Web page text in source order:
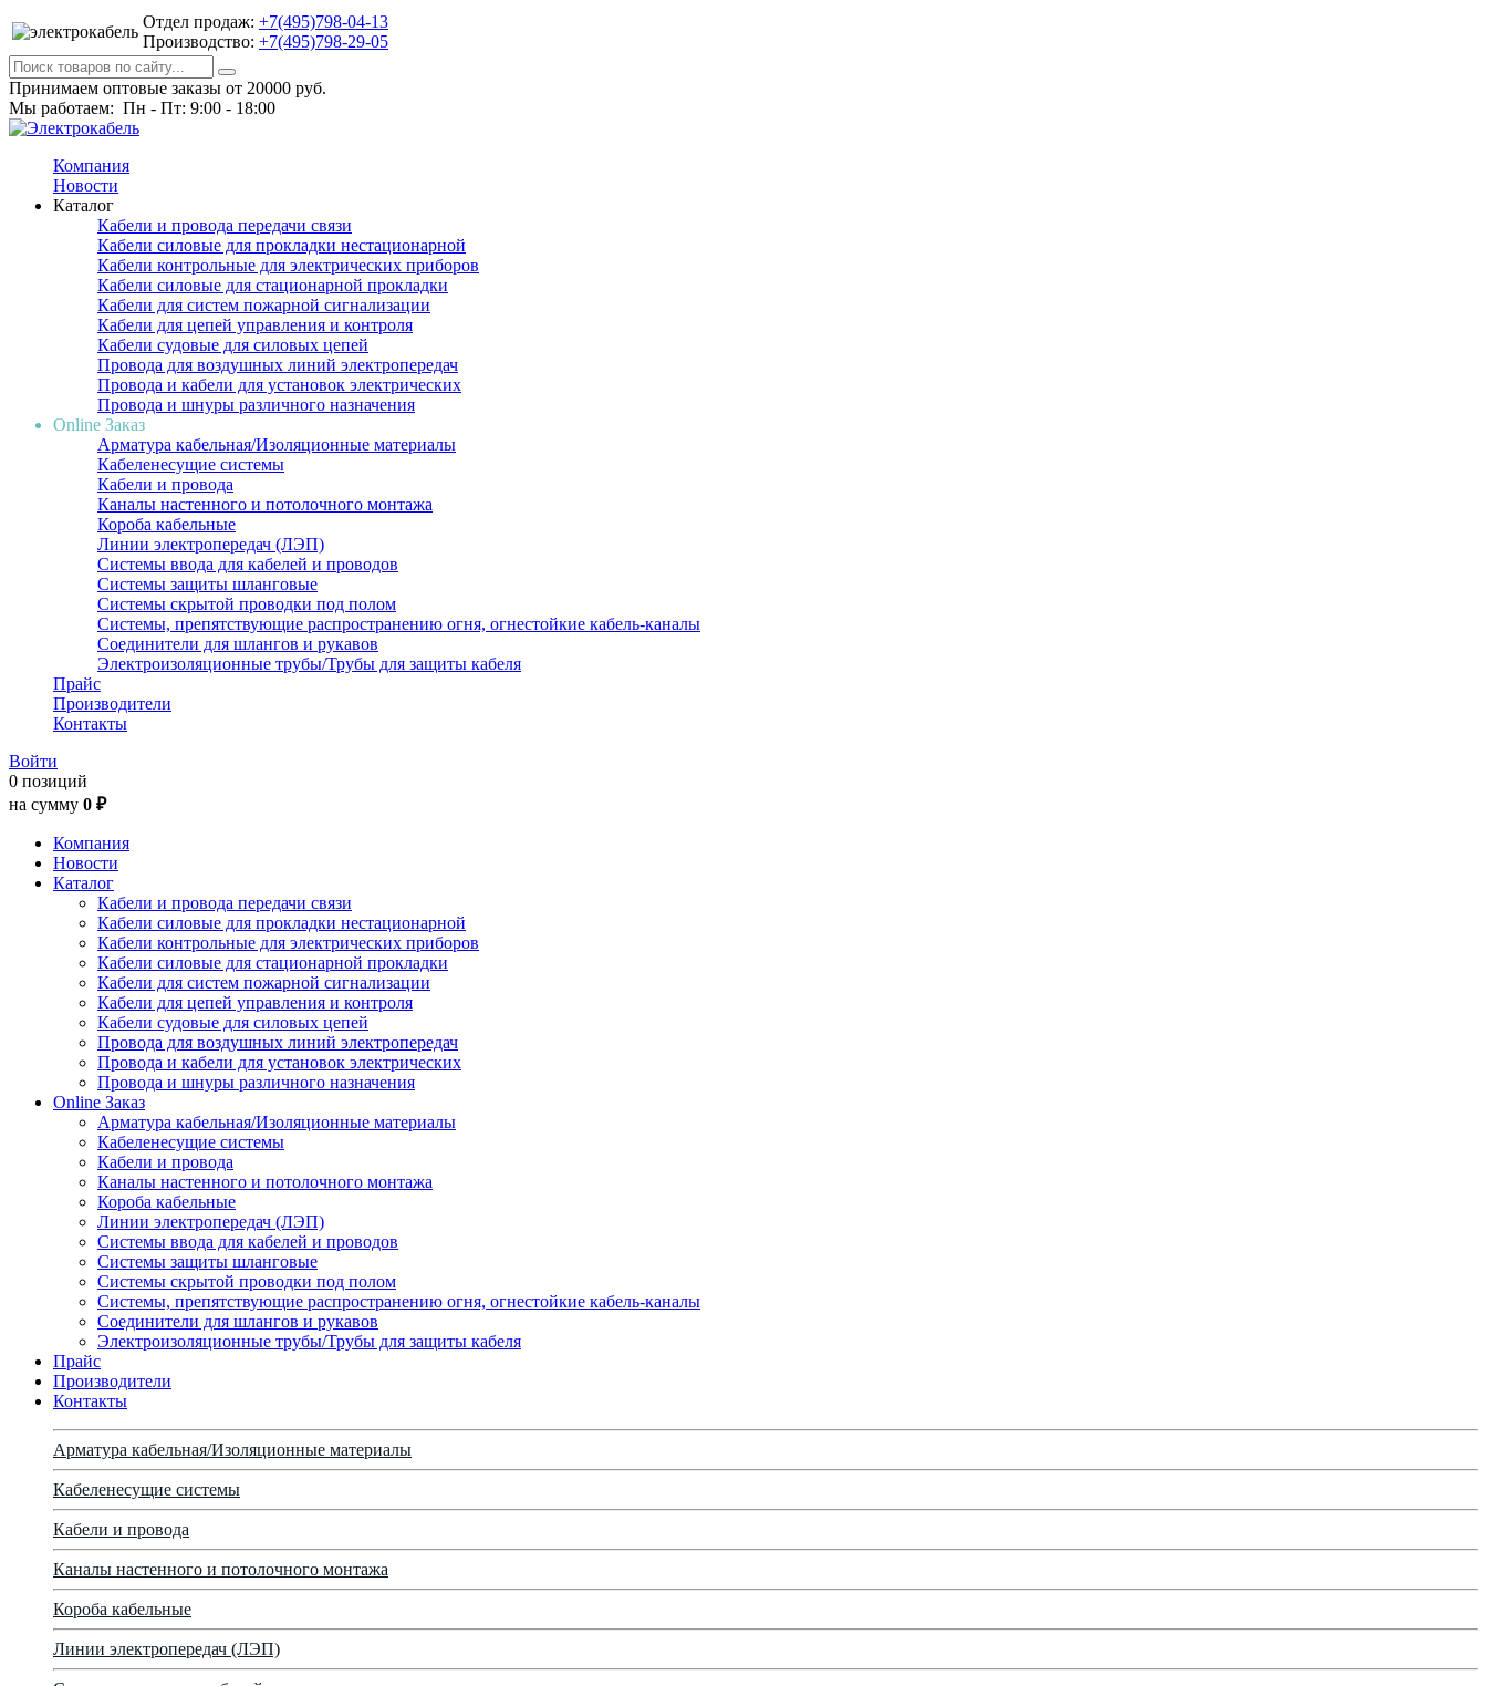
Отдел продаж: +7(495)798-04-13
Производство: +7(495)798-29-05
Принимаем оптовые заказы от 20000 руб.
Мы работаем: Пн - Пт: 9:00 - 18:00
Компания
Новости
Каталог
Кабели и провода передачи связи
Кабели силовые для прокладки нестационарной
Кабели контрольные для электрических приборов
Кабели силовые для стационарной прокладки
Кабели для систем пожарной сигнализации
Кабели для цепей управления и контроля
Кабели судовые для силовых цепей
Провода для воздушных линий электропередач
Провода и кабели для установок электрических
Провода и шнуры различного назначения
Online Заказ
Арматура кабельная/Изоляционные материалы
Кабеленесущие системы
Кабели и провода
Каналы настенного и потолочного монтажа
Короба кабельные
Линии электропередач (ЛЭП)
Системы ввода для кабелей и проводов
Системы защиты шланговые
Системы скрытой проводки под полом
Системы, препятствующие распространению огня, огнестойкие кабель-каналы
Соединители для шлангов и рукавов
Электроизоляционные трубы/Трубы для защиты кабеля
Прайс
Производители
Контакты
Войти
0 позиций
на сумму 0 ₽
Компания
Новости
Каталог
Кабели и провода передачи связи
Кабели силовые для прокладки нестационарной
Кабели контрольные для электрических приборов
Кабели силовые для стационарной прокладки
Кабели для систем пожарной сигнализации
Кабели для цепей управления и контроля
Кабели судовые для силовых цепей
Провода для воздушных линий электропередач
Провода и кабели для установок электрических
Провода и шнуры различного назначения
Online Заказ
Арматура кабельная/Изоляционные материалы
Кабеленесущие системы
Кабели и провода
Каналы настенного и потолочного монтажа
Короба кабельные
Линии электропередач (ЛЭП)
Системы ввода для кабелей и проводов
Системы защиты шланговые
Системы скрытой проводки под полом
Системы, препятствующие распространению огня, огнестойкие кабель-каналы
Соединители для шлангов и рукавов
Электроизоляционные трубы/Трубы для защиты кабеля
Прайс
Производители
Контакты
Арматура кабельная/Изоляционные материалы
Кабеленесущие системы
Кабели и провода
Каналы настенного и потолочного монтажа
Короба кабельные
Линии электропередач (ЛЭП)